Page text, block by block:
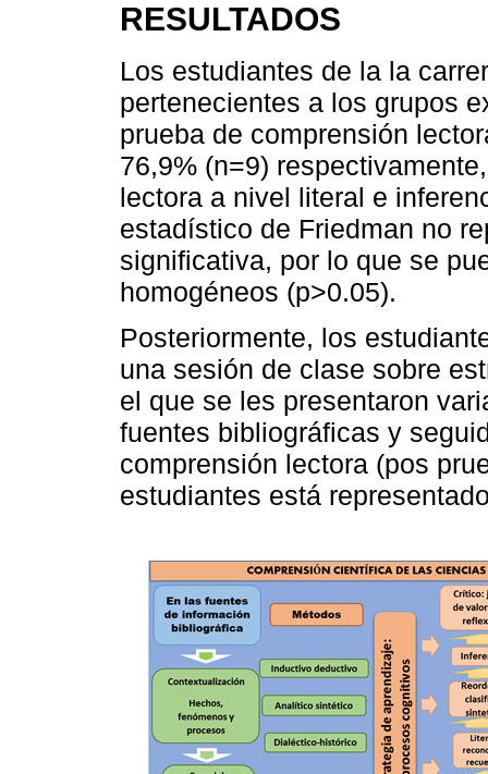
RESULTADOS
Los estudiantes de la la
pertenecientes a los grupos
prueba de comprensión
76,9% (n=9)
lectora a nivel literal e
estadístico de Friedman no
significativa, por lo que se
homogéneos (p>0.05).
Posteriormente, los
una sesión de clase sobre
el que se les presentaron
fuentes bibliográficas y
comprensión lectora (pos
estudiantes está